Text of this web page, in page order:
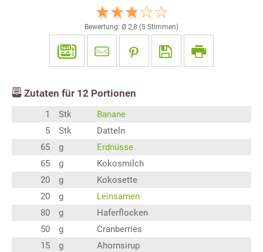
Bewertung: Ø 2,8 (5 Stimmen)
Zutaten für 12 Portionen
1 Stk
Banane
5
Stk
Datteln
65
g
Erdnüsse
65
g
Kokosmilch
20
g
Kokosette
20
g
Leinsamen
80
g
Haferflocken
50
g
Cranberries
15
g Ahornsirup